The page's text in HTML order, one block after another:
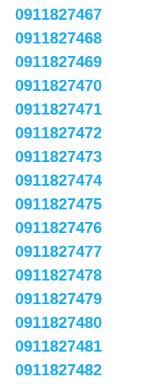
0911827467
0911827468
0911827469
0911827470
0911827471
0911827472
0911827473
0911827474
0911827475
0911827476
0911827477
0911827478
0911827479
0911827480
0911827481
0911827482